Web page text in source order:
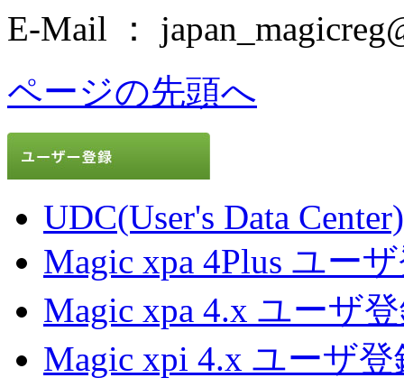
E-Mail ：
ページの先頭へ
UDC(User's Data Center)
Magic xpa 4Plus ユー
Magic xpa 4.x ユーザ
Magic xpi 4.x ユーザ登